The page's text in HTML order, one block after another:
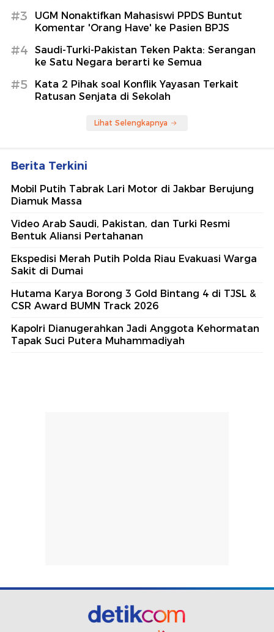
#3
UGM Nonaktifkan Mahasiswi PPDS Buntut
Komentar 'Orang Have' ke Pasien BPJS
#4
Saudi-Turki-Pakistan Teken Pakta: Serangan
ke Satu Negara berarti ke Semua
#5
Kata 2 Pihak soal Konflik Yayasan Terkait
Ratusan Senjata di Sekolah
Lihat Selengkapnya
Berita Terkini
Mobil Putih Tabrak Lari Motor di Jakbar Berujung
Diamuk Massa
Video Arab Saudi, Pakistan, dan Turki Resmi
Bentuk Aliansi Pertahanan
Ekspedisi Merah Putih Polda Riau Evakuasi Warga
Sakit di Dumai
Hutama Karya Borong 3 Gold Bintang 4 di TJSL &
CSR Award BUMN Track 2026
Kapolri Dianugerahkan Jadi Anggota Kehormatan
Tapak Suci Putera Muhammadiyah